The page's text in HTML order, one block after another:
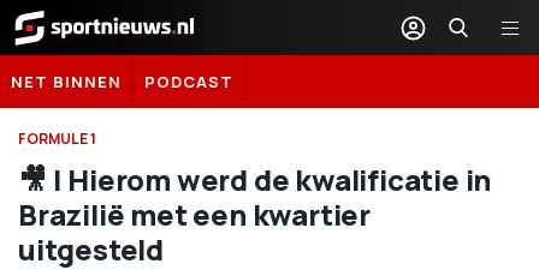
Sportnieuws.nl
NET BINNEN PODCAST
FORMULE 1
🎥 | Hierom werd de kwalificatie in
Brazilië met een kwartier
uitgesteld